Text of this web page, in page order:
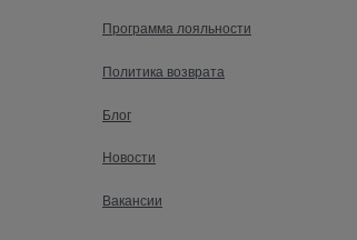
Программа лояльности
Политика возврата
Блог
Новости
Вакансии